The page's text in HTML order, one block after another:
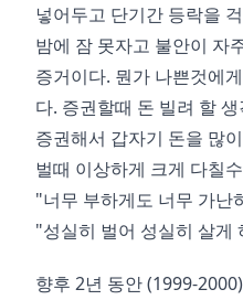
넣어두고 단기간 등락을
밤에 잠 못자고 불안이 자
증거이다. 뭔가 나쁜것에
다. 증권할때 돈 빌려 할
증권해서 갑자기 돈을 많
벌때 이상하게 크게 다칠
"너무 부하게도 너무 가난
"성실히 벌어 성실히 살게
향후 2년 동안 (1999-